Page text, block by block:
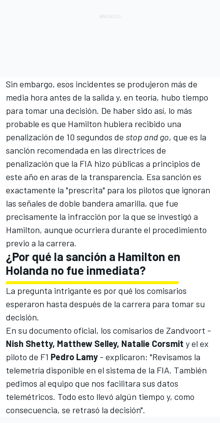
Sin embargo, esos incidentes se produjeron más de
media hora antes de la salida y, en teoría, hubo tiempo
para tomar una decisión. De haber sido así, lo más
probable es que Hamilton hubiera recibido una
penalización de 10 segundos de stop and go, que es la
sanción recomendada en las directrices de
penalización que la FIA hizo públicas a principios de
este año en aras de la transparencia. Esa sanción es
exactamente la "prescrita" para los pilotos que ignoran
las señales de doble bandera amarilla, que fue
precisamente la infracción por la que se investigó a
Hamilton, aunque ocurriera durante el procedimiento
previo a la carrera.
¿Por qué la sanción a Hamilton en
Holanda no fue inmediata?
La pregunta intrigante es por qué los comisarios
esperaron hasta después de la carrera para tomar su
decisión.
En su documento oficial, los comisarios de Zandvoort -
Nish Shetty, Matthew Selley, Natalie Corsmit y el ex
piloto de F1 Pedro Lamy - explicaron: "Revisamos la
telemetría disponible en el sistema de la FIA. También
pedimos al equipo que nos facilitara sus datos
telemétricos. Todo esto llevó algún tiempo y, como
consecuencia, se retrasó la decisión".